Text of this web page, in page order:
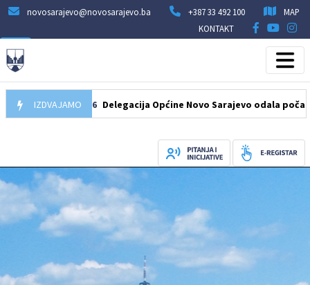
novosarajevo@novosarajevo.ba +387 33 492 100
MAP
KONTAKT
IZDVAJAMO
07.08.2026 Delegacija Općine Novo Sarajevo odala počast